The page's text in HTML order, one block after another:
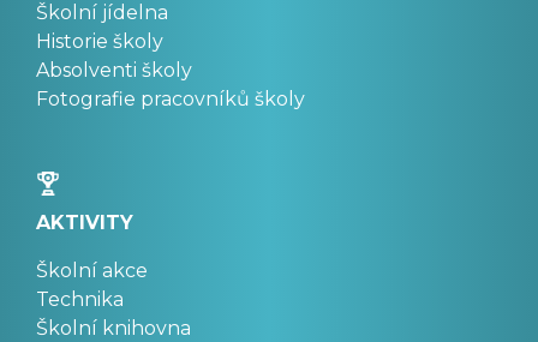
Školní jídelna
Historie školy
Absolventi školy
Fotografie pracovníků školy
AKTIVITY
Školní akce
Technika
Školní knihovna